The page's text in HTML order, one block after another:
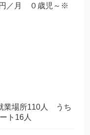
／月 ０歳児～※
業場所110人 うち
ト16人